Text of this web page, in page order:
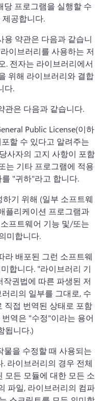
당 프로그램을 실행할 수
공합니다.
용 약관은 다음과 같습니
이브러리를 사용하는 저
. 전자는 라이브러리에서
위해 라이브러리와 결합
다.
관은 다음과 같습니다.
Public License(이하
할 수 있다고 알려주는
사자의 고지 사항이 포함
는 기타 프로그램에 적용
"귀하"라고 합니다.
기 위해 (일부 소프트웨
플리케이션 프로그램과
프트웨어 기능 및/또는
미합니다.
라 배포된 그런 소프트웨
합니다. "라이브러리 기
권법에 따른 파생된 저
리의 일부를 그대로, 수
직접 번역된 상태로 포함
번역은 "수정"이라는 용어
됩니다.)
물을 수정할 때 사용되는
. 라이브러리의 경우 전체
모든 모듈에 대한 모든 소
파일, 라이브러리의 컴파